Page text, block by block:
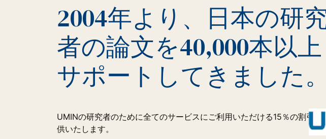
2004年より、日本の研
者の論文を40,000本以上
サポートしてきました。
UMINの研究者のために全てのサービスにご利用いただける15％の割引を
供いたします。